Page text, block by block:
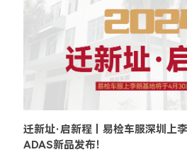
迁新址·启新程丨易检车服深圳上
ADAS新品发布！